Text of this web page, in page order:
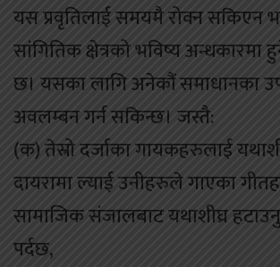
यस प्रवृतिलाई समयमै रोक्न सकिएन
सांगितिक क्षेत्रको भविष्य अन्धकारमा
छ। यसका लागि अनेकौं समाधानका
अवलम्बन गर्न सकिन्छ। जस्तै:
(क) तेस्रो दर्जाका गायकहरुलाई
दायरामा ल्याई उनीहरुले गाएका
सामाजिक संजालबाट यथाशीघ्र
पर्दछ,